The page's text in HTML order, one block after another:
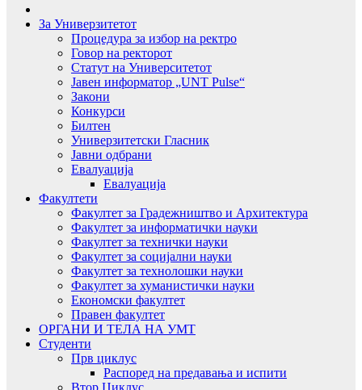
За Универзитетот
Процедура за избор на ректро
Говор на ректорот
Статут на Университетот
Јавен информатор „UNT Pulse“
Закони
Конкурси
Билтен
Универзитетски Гласник
Јавни одбрани
Евалуација
Евалуација
Факултети
Факултет за Градежништво и Архитектура
Факултет за информатички науки
Факултет за технички науки
Факултет за социјални науки
Факултет за технолошки науки
Факултет за хуманистички науки
Економски факултет
Правен факултет
ОРГАНИ И ТЕЛА НА УМТ
Студенти
Прв циклус
Распоред на предавањa и испити
Втор Циклус